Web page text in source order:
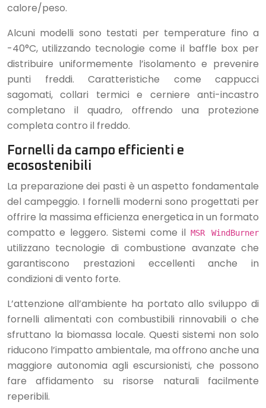
calore/peso.
Alcuni modelli sono testati per temperature fino a
-40°C, utilizzando tecnologie come il baffle box per
distribuire uniformemente l’isolamento e prevenire
punti freddi. Caratteristiche come cappucci
sagomati, collari termici e cerniere anti-incastro
completano il quadro, offrendo una protezione
completa contro il freddo.
Fornelli da campo efficienti e
ecosostenibili
La preparazione dei pasti è un aspetto fondamentale
del campeggio. I fornelli moderni sono progettati per
offrire la massima efficienza energetica in un formato
compatto e leggero. Sistemi come il MSR WindBurner
utilizzano tecnologie di combustione avanzate che
garantiscono prestazioni eccellenti anche in
condizioni di vento forte.
L’attenzione all’ambiente ha portato allo sviluppo di
fornelli alimentati con combustibili rinnovabili o che
sfruttano la biomassa locale. Questi sistemi non solo
riducono l’impatto ambientale, ma offrono anche una
maggiore autonomia agli escursionisti, che possono
fare affidamento su risorse naturali facilmente
reperibili.